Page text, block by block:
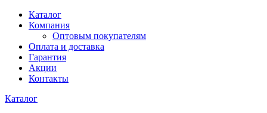
Каталог
Компания
Оптовым покупателям
Оплата и доставка
Гарантия
Акции
Контакты
Каталог